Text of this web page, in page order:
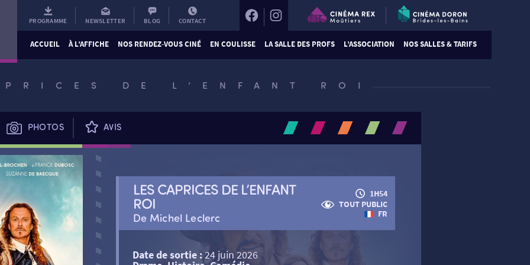
PROGRAMME NEWSLETTER BLOG CONTACT
ACCUEIL À L’AFFICHE NOS RENDEZ-VOUS CINÉ EN COULISSE LA SALLE DES PROFS L’ASSOCIATION NOS SALLES & TARIFS
DE L’ENFANT ROI
PHOTOS AVIS
LES CAPRICES DE L’ENFANT
ROI
De Michel Leclerc
1H54
TOUT PUBLIC
FR
Date de sortie :24 juin 2026